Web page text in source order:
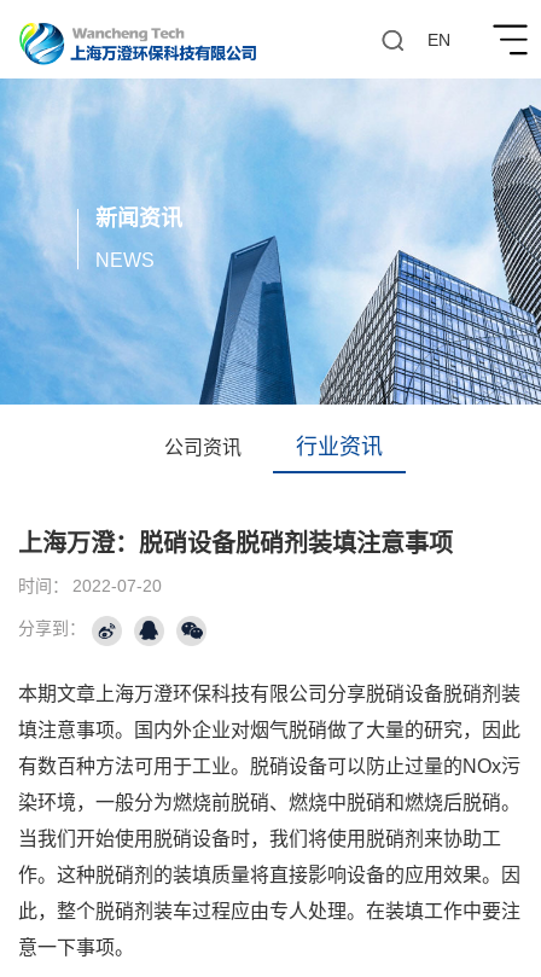
EN
新闻资讯
NEWS
公司资讯 行业资讯
上海万澄：脱硝设备脱硝剂装填注意事项
时间： 2022-07-20
分享到：
本期文章上海万澄环保科技有限公司分享脱硝设备脱硝剂装
填注意事项。国内外企业对烟气脱硝做了大量的研究，因此
有数百种方法可用于工业。脱硝设备可以防止过量的NOx污
染环境，一般分为燃烧前脱硝、燃烧中脱硝和燃烧后脱硝。
当我们开始使用脱硝设备时，我们将使用脱硝剂来协助工
作。这种脱硝剂的装填质量将直接影响设备的应用效果。因
此，整个脱硝剂装车过程应由专人处理。在装填工作中要注
意一下事项。